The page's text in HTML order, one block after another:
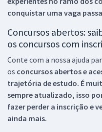
conquistar uma vaga
Concursos abertos:
os concursos com
Conte com a nossa ajuda
os concursos abertos e
trajetória de estudo. É
sempre atualizado, isso
fazer perder a inscrição e
ainda mais.